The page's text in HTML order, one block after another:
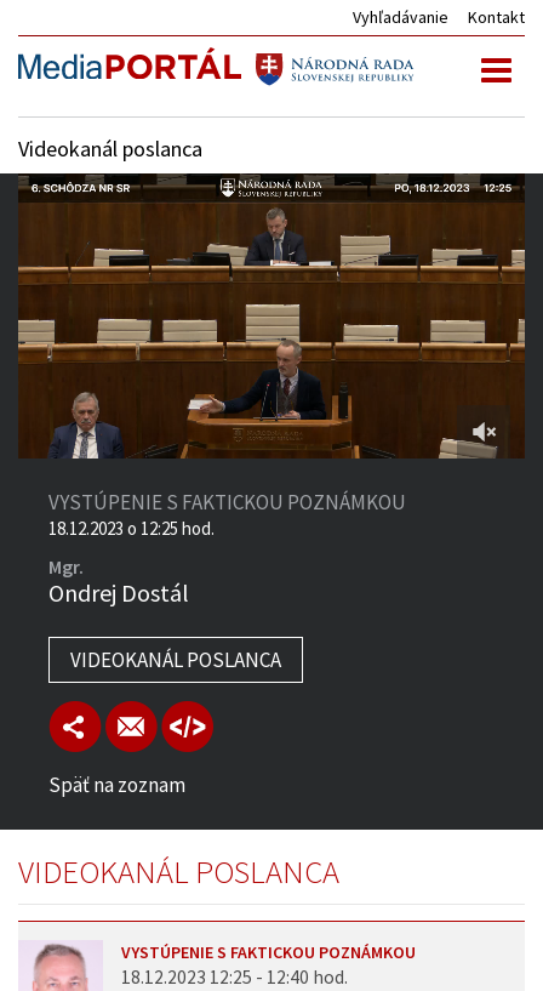
Vyhľadávanie Kontakt
Videokanál poslanca
3:08:20
VYSTÚPENIE S FAKTICKOU POZNÁMKOU
18.12.2023 o 12:25 hod.
Mgr.
Ondrej Dostál
VIDEOKANÁL POSLANCA
Späť na zoznam
VIDEOKANÁL POSLANCA
VYSTÚPENIE S FAKTICKOU POZNÁMKOU
18.12.2023 12:25 - 12:40 hod.